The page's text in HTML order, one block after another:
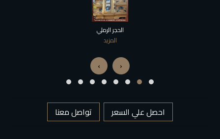
الحجر الرملي
المزيد
‹
›
احصل علي السعر تواصل معنا